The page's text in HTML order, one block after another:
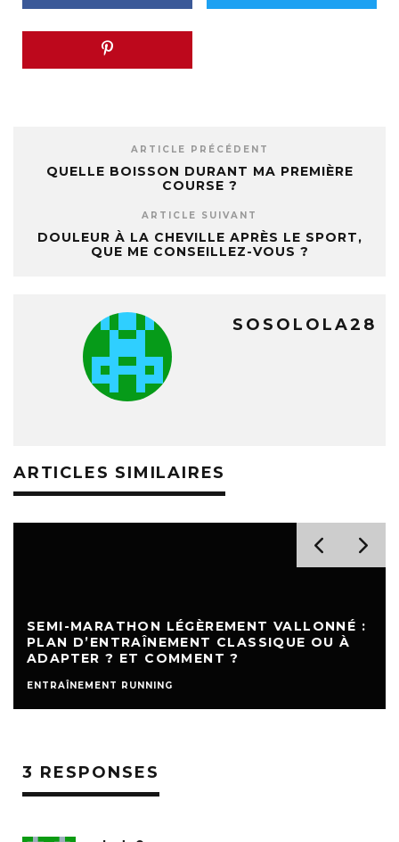
ARTICLE PRÉCÉDENT
QUELLE BOISSON DURANT MA PREMIÈRE
COURSE ?
ARTICLE SUIVANT
DOULEUR À LA CHEVILLE APRÈS LE SPORT,
QUE ME CONSEILLEZ-VOUS ?
SOSOLOLA28
ARTICLES SIMILAIRES
SEMI-MARATHON LÉGÈREMENT VALLONNÉ :
PLAN D’ENTRAÎNEMENT CLASSIQUE OU À
ADAPTER ? ET COMMENT ?
ENTRAÎNEMENT RUNNING
3 RESPONSES